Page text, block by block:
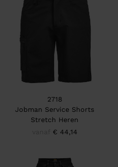
2718
Jobman Service Shorts
Stretch Heren
€ 44,14